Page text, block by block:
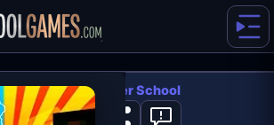
vs Monster School
0